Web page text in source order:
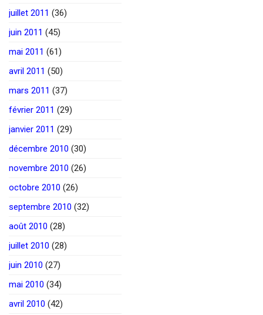
juillet 2011 (36)
juin 2011 (45)
mai 2011 (61)
avril 2011 (50)
mars 2011 (37)
février 2011 (29)
janvier 2011 (29)
décembre 2010 (30)
novembre 2010 (26)
octobre 2010 (26)
septembre 2010 (32)
août 2010 (28)
juillet 2010 (28)
juin 2010 (27)
mai 2010 (34)
avril 2010 (42)